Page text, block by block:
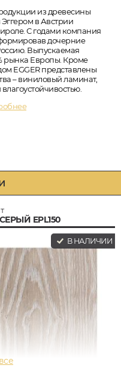
из древесины
Эггером в Австрии
С годами компания
дочерние
Выпускаемая
рынка Европы. Кроме
EGGER представлены
– виниловый ламинат,
EPL150
В НАЛИЧИИ